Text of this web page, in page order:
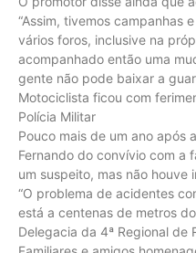
“Assim, tivemos campanhas
vários foros, inclusive na
acompanhado então uma
gente não pode baixar a
Motociclista ficou com
Polícia Militar
Pouco mais de um ano após
Fernando do convívio com a
um suspeito, mas não houve
“O problema de acidentes
está a centenas de metros
Delegacia da 4ª Regional de